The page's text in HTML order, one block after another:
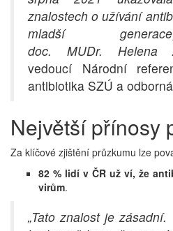
znalostech o užívání
mladší
doc. MUDr. Helena
vedoucí Národní
antibiotika SZÚ a
Největší přínosy
Za klíčové zjištění průzkumu lze
82 % lidí v ČR už ví, že
virům.
„Tato znalost je